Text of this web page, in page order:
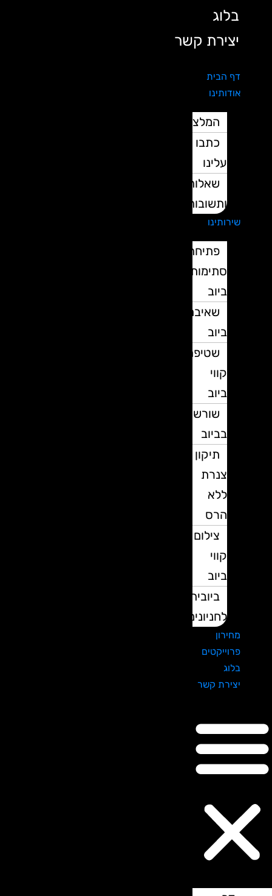
בלוג
יצירת קשר
דף הבית
אודותינו
המלצות
כתבו
עלינו
שאלות
ותשובות
שירותינו
פתיחת
סתימות
ביוב
שאיבת
ביוב
שטיפת
קווי
ביוב
שורשים
בביוב
תיקון
צנרת
ללא
הרס
צילום
קווי
ביוב
ביובית
לחניונים
מחירון
פרוייקטים
בלוג
יצירת קשר